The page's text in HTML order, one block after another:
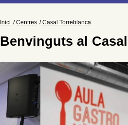
Inici Centres Casal Torreblanca
Benvinguts al